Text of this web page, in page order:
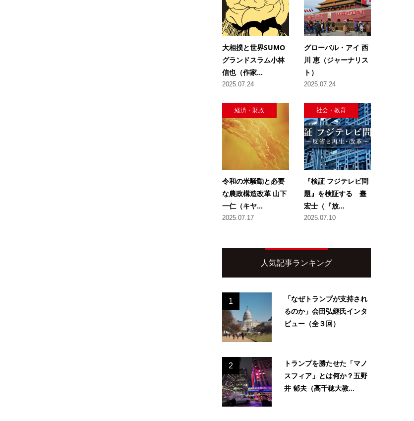
大相撲と世界SUMO
グランドスラム小林
信也（作家...
2025.07.24
グローバル・アイ 西
川 恵（ジャーナリス
ト）
2025.07.24
経済・財政
令和の米騒動と必要
な農政構造改革 山下
一仁（キヤ...
2025.07.17
社会・教育
『検証 フジテレビ問
題』を検証する 臺
宏士（『放...
2025.07.10
人気記事ランキング
1
「なぜトランプが支持され
るのか」会田弘継氏インタ
ビュー（全３回）
2
トランプを勝たせた「マノ
スフィア」とは何か？五野
井 郁夫（高千穂大教...